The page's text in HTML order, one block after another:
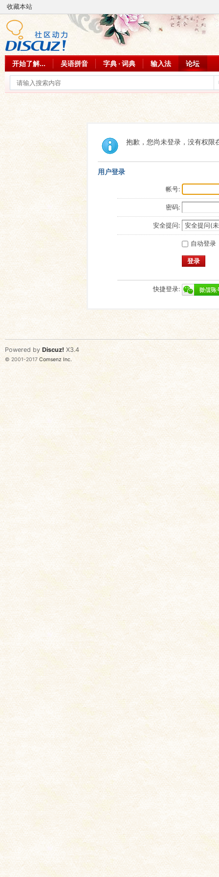
收藏本站
开始了解... 吴语拼音 字典 · 词典 输入法 论坛
抱歉，您尚未登录，没有权限
用户登录
帐号:
密码:
安全提问:
自动登录
登录
快捷登录:
Powered by Discuz! X3.4
© 2001-2017 Comsenz Inc.